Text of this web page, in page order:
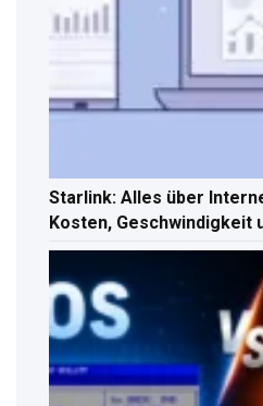
Starlink: Alles über
Kosten, Geschwindigkeit